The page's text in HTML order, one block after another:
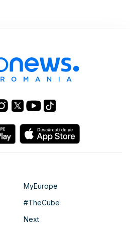
MyEurope
#TheCube
Next